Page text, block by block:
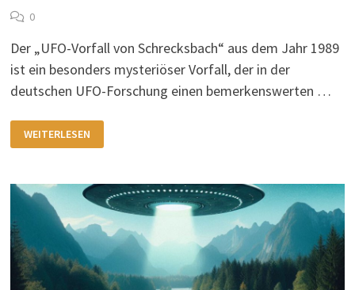
0
Der „UFO-Vorfall von Schrecksbach“ aus dem Jahr 1989
ist ein besonders mysteriöser Vorfall, der in der
deutschen UFO-Forschung einen bemerkenswerten …
UFO-
VORFALL
(1989)
WEITERLESEN